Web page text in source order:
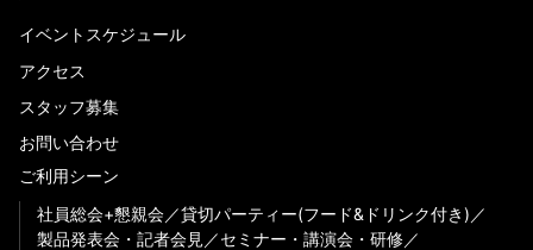
イベントスケジュール
アクセス
スタッフ募集
お問い合わせ
ご利用シーン
社員総会+懇親会
貸切パーティー(フード&ドリンク付き)
製品発表会・記者会見
セミナー・講演会・研修